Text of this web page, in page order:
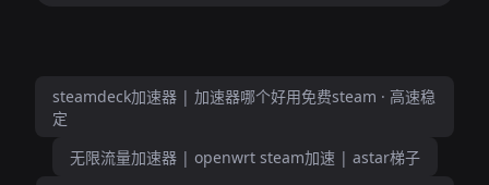
steamdeck加速器 | 加速器哪个好用免费steam · 高速稳
定
无限流量加速器 | openwrt steam加速 | astar梯子